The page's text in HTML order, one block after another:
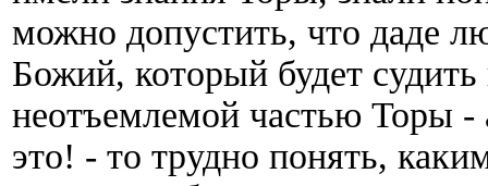
можно допустить, что даде
Божий, который будет
неотъемлемой частью Торы -
это! - то трудно понять,